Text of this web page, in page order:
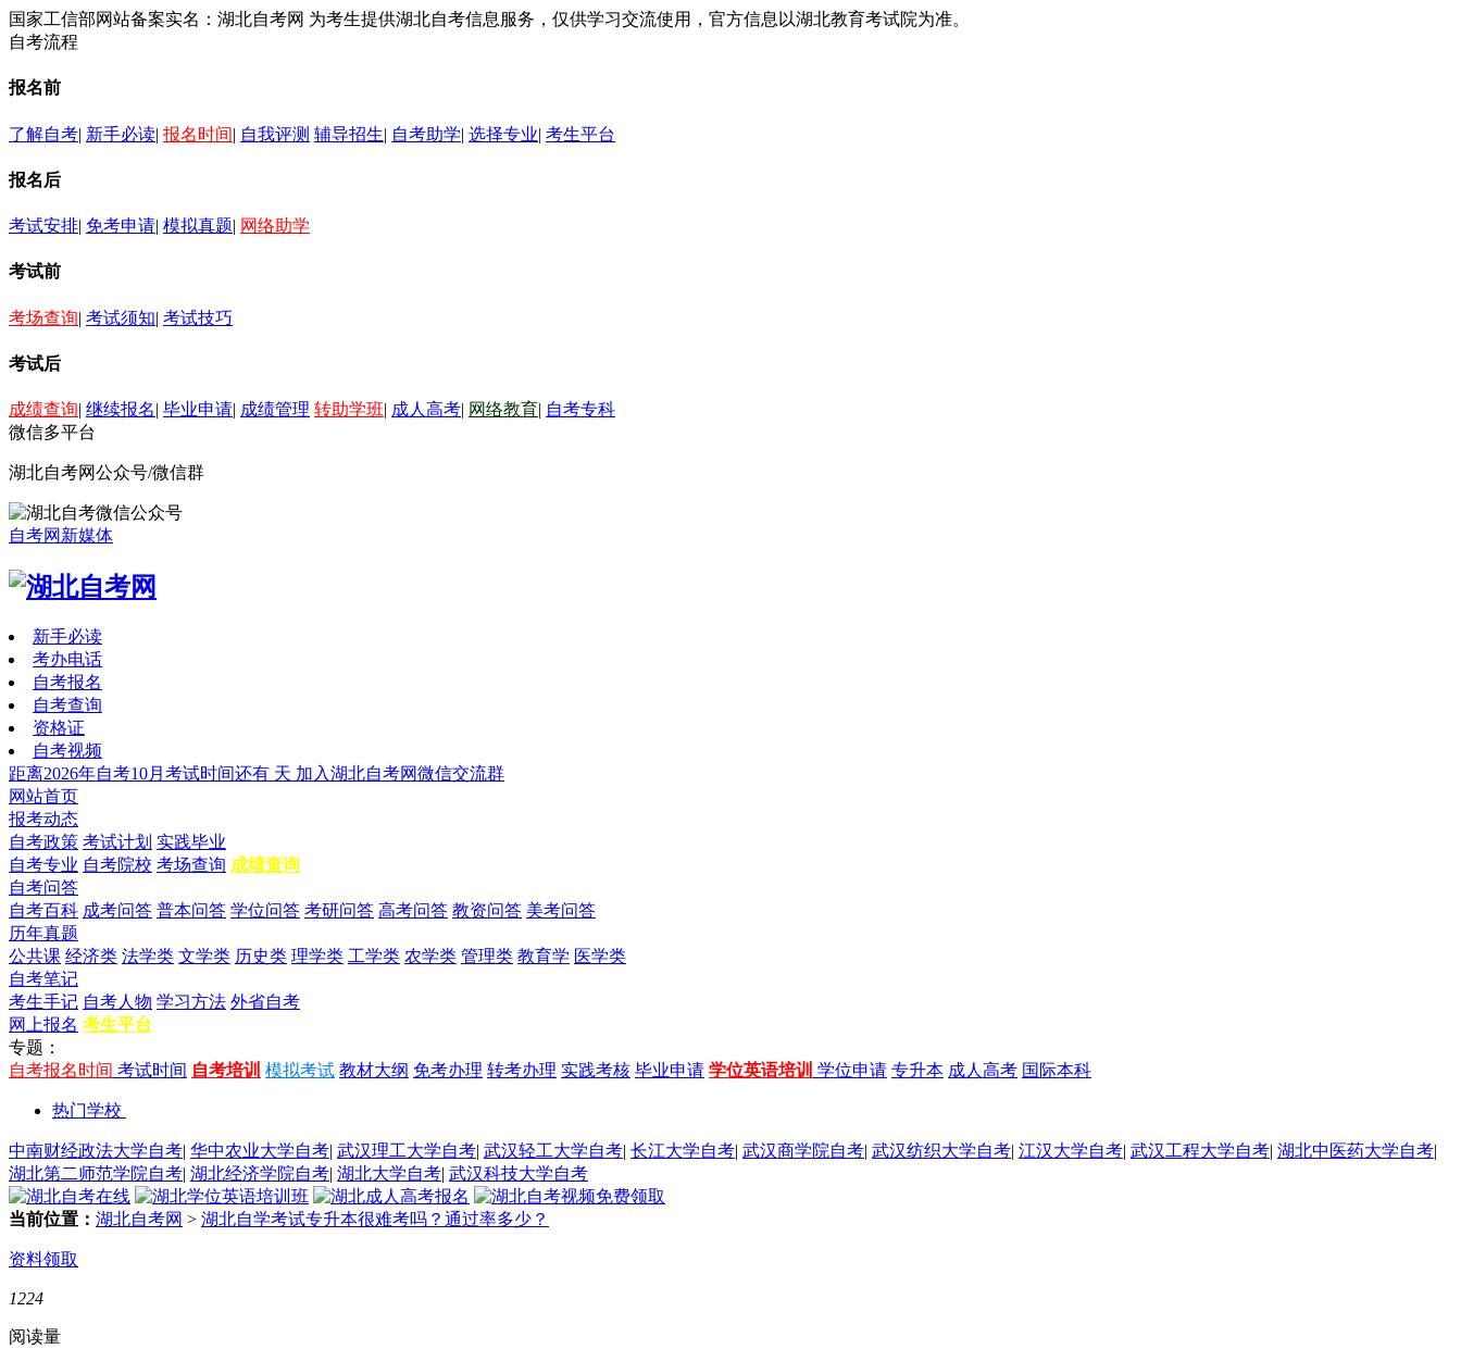
国家工信部网站备案实名：湖北自考网 为考生提供湖北自考信息服务，仅供学习交流使用，官方信息以湖北教育考试院为准。
自考流程
报名前
了解自考| 新手必读| 报名时间| 自我评测 辅导招生| 自考助学| 选择专业| 考生平台
报名后
考试安排| 免考申请| 模拟真题| 网络助学
考试前
考场查询| 考试须知| 考试技巧
考试后
成绩查询| 继续报名| 毕业申请| 成绩管理 转助学班| 成人高考| 网络教育| 自考专科
微信多平台
湖北自考网公众号/微信群
自考网新媒体
新手必读
考办电话
自考报名
自考查询
资格证
自考视频
距离2026年自考10月考试时间还有 天 加入湖北自考网微信交流群
网站首页
报考动态
自考政策 考试计划 实践毕业
自考专业 自考院校 考场查询 成绩查询
自考问答
自考百科 成考问答 普本问答 学位问答 考研问答 高考问答 教资问答 美考问答
历年真题
公共课 经济类 法学类 文学类 历史类 理学类 工学类 农学类 管理类 教育学 医学类
自考笔记
考生手记 自考人物 学习方法 外省自考
网上报名 考生平台
专题：
自考报名时间 考试时间 自考培训 模拟考试 教材大纲 免考办理 转考办理 实践考核 毕业申请 学位英语培训 学位申请 专升本 成人高考 国际本科
热门学校
中南财经政法大学自考| 华中农业大学自考| 武汉理工大学自考| 武汉轻工大学自考| 长江大学自考| 武汉商学院自考| 武汉纺织大学自考| 江汉大学自考| 武汉工程大学自考| 湖北中医药大学自考|
湖北第二师范学院自考| 湖北经济学院自考| 湖北大学自考| 武汉科技大学自考
当前位置： 湖北自考网 > 湖北自学考试专升本很难考吗？通过率多少？
资料领取
1224
阅读量